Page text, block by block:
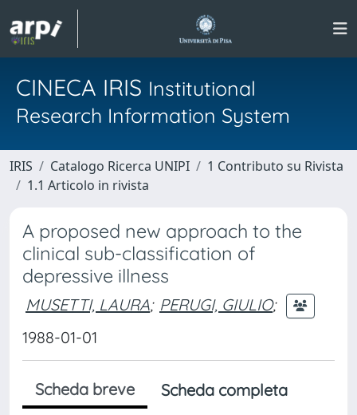
CINECA IRIS Institutional
Research Information System
IRIS Catalogo Ricerca UNIPI
1 Contributo su Rivista
1.1 Articolo in rivista
A proposed new approach to the
clinical sub-classification of
depressive illness
MUSETTI, LAURA; PERUGI, GIULIO;
1988-01-01
Scheda breve
Scheda completa